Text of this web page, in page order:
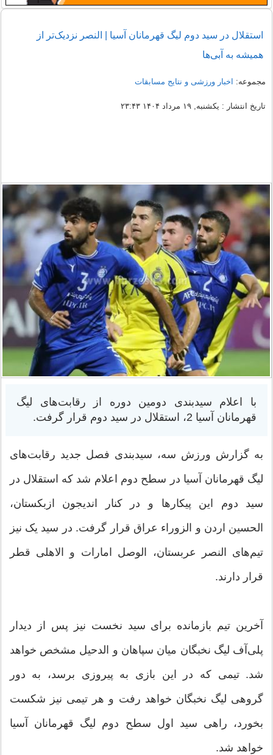
استقلال در سید دوم لیگ قهرمانان آسیا | النصر نزدیک‌تر از
همیشه به آبی‌ها
مجموعه: اخبار ورزشی و نتایج مسابقات
تاریخ انتشار : یکشنبه, ۱۹ مرداد ۱۴۰۴ ۲۳:۴۳
با اعلام سیدبندی دومین دوره از رقابت‌های لیگ
قهرمانان آسیا 2، استقلال در سید دوم قرار گرفت.
به گزارش ورزش سه، سیدبندی فصل جدید رقابت‌های
لیگ قهرمانان آسیا در سطح دوم اعلام شد که استقلال در
سید دوم این پیکارها و در کنار اندیجون ازبکستان،
الحسین اردن و الزوراء عراق قرار گرفت. در سید یک نیز
تیم‌های النصر عربستان، الوصل امارات و الاهلی قطر
قرار دارند.
آخرین تیم بازمانده برای سید نخست نیز پس از دیدار
پلی‌آف لیگ نخبگان میان سپاهان و الدحیل مشخص خواهد
شد. تیمی که در این بازی به پیروزی برسد، به دور
گروهی لیگ نخبگان خواهد رفت و هر تیمی نیز شکست
بخورد، راهی سید اول سطح دوم لیگ قهرمانان آسیا
خواهد شد.